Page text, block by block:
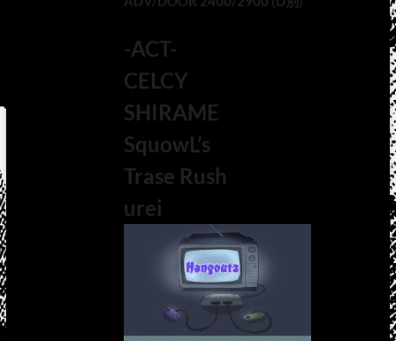
-ACT-
CELCY
SHIRAME
SquowL’s
Trase Rush
urei